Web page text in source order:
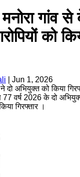
गांव
को
Jun 1, 2026
अभियुक्त को किया
वर्ष 2026 के दो
गिरफ्तार ।